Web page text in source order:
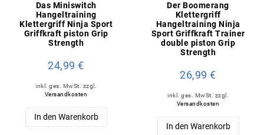
Das Miniswitch
Hangeltraining
Klettergriff Ninja Sport
Griffkraft piston Grip
Strength
24,99 €
inkl. ges. MwSt. zzgl.
Versandkosten
In den Warenkorb
Der Boomerang
Klettergriff
Hangeltraining Ninja
Sport Griffkraft Trainer
double piston Grip
Strength
26,99 €
inkl. ges. MwSt. zzgl.
Versandkosten
In den Warenkorb